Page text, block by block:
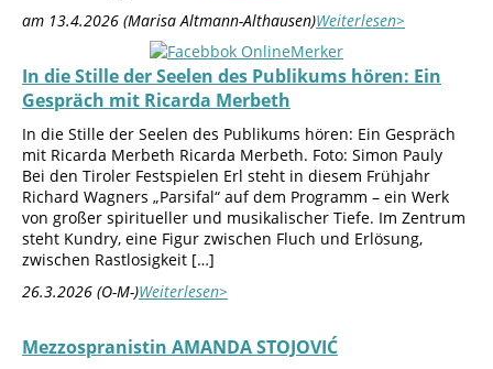
am 13.4.2026 (Marisa Altmann-Althausen)Weiterlesen>
In die Stille der Seelen des Publikums hören: Ein
Gespräch mit Ricarda Merbeth
In die Stille der Seelen des Publikums hören: Ein Gespräch
mit Ricarda Merbeth Ricarda Merbeth. Foto: Simon Pauly
Bei den Tiroler Festspielen Erl steht in diesem Frühjahr
Richard Wagners „Parsifal“ auf dem Programm – ein Werk
von großer spiritueller und musikalischer Tiefe. Im Zentrum
steht Kundry, eine Figur zwischen Fluch und Erlösung,
zwischen Rastlosigkeit […]
26.3.2026 (O-M-)Weiterlesen>
Mezzospranistin AMANDA STOJOVIĆ